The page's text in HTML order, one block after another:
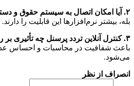
۲. آیا امکان اتصال به سیستم حقوق و دستمزد وجود دارد؟
بله، بیشتر نرم‌افزارها این قابلیت را دارند.
۳. کنترل آنلاین تردد پرسنل چه تأثیری بر رضایت کارکنان دارد؟
باعث شفافیت در محاسبات و احساس
می‌شود.
انصراف از نظر